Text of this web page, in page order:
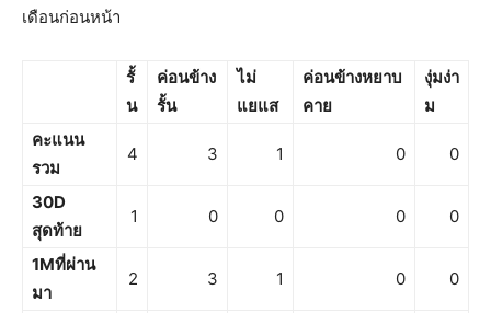
เดือนก่อนหน้า
รั้
น
ค่อนข้าง
รั้น
ไม่
แยแส
ค่อนข้างหยาบ
คาย
งุ่มง่า
ม
คะแนน
รวม
4 3 1 0 0
30D
สุดท้าย
1 0 0 0 0
1Mที่ผ่าน
มา
2 3 1 0 0